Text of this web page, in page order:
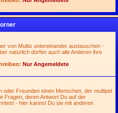
von Multis untereinander austauschen -
natürlich dürfen auch alle Anderen ihre
Nur Angemeldete
oder Freunden einen Menschen, der multipel
Fragen, deren Antwort Du auf der
- hier kannst Du sie mit anderen